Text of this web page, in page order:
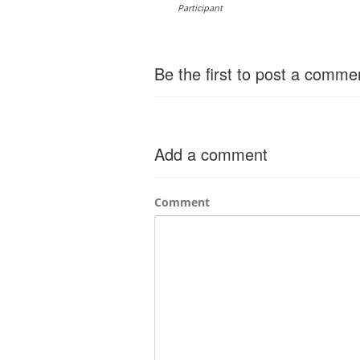
Participant
Be the first to post a
Add a comment
Comment